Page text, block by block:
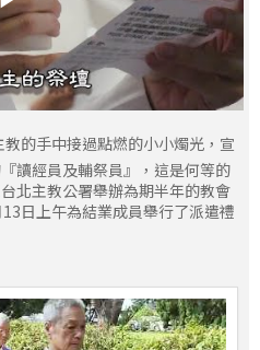
的手中接過點燃的小小燭光，宣
讀經員及輔祭員』，這是何等的
北主教公署舉辦為期半年的教會
日上午為結業成員舉行了派遣禮